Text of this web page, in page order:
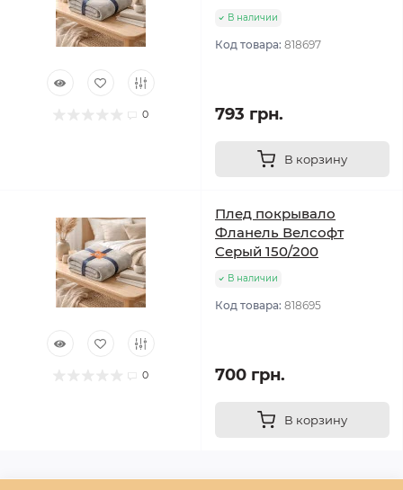
0
В наличии
Код товара: 818697
793 грн.
В корзину
0
Плед покрывало
Фланель Велсофт
Серый 150/200
В наличии
Код товара: 818695
700 грн.
В корзину